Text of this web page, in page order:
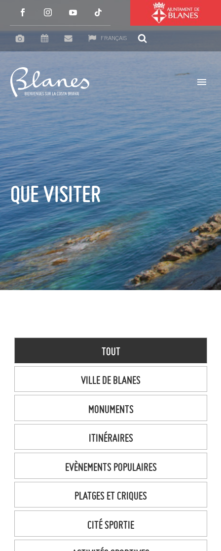
FRANÇAIS
QUE VISITER
TOUT
VILLE DE BLANES
MONUMENTS
ITINÉRAIRES
EVÈNEMENTS POPULAIRES
PLATGES ET CRIQUES
CITÉ SPORTIE